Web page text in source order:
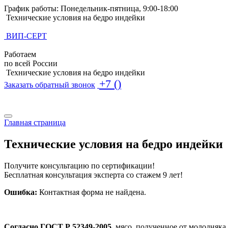
График работы: Понедельник-пятница, 9:00-18:00
Технические условия на бедро индейки
ВИП-СЕРТ
Работаем
по всей России
Технические условия на бедро индейки
Заказать обратный звонок +7 ()
Главная страница
Технические условия на бедро индейки
Получите консультацию по сертификации!
Бесплатная консультация эксперта со стажем 9 лет!
Ошибка: Контактная форма не найдена.